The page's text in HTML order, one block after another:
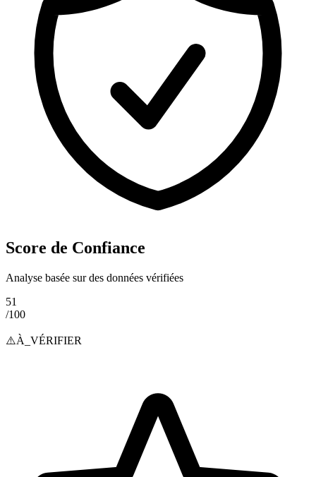
Score de Confiance
Analyse basée sur des données vérifiées
51
/100
⚠️À_VÉRIFIER